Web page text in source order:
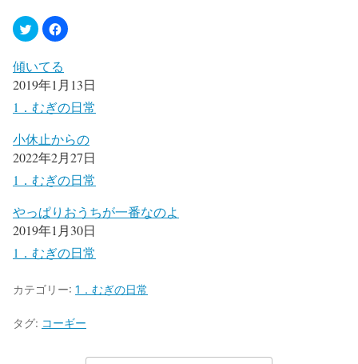
傾いてる
2019年1月13日
1．むぎの日常
小休止からの
2022年2月27日
1．むぎの日常
やっぱりおうちが一番なのよ
2019年1月30日
1．むぎの日常
カテゴリー: 1．むぎの日常
タグ: コーギー